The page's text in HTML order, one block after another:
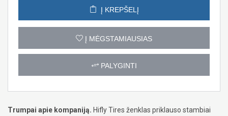
Į KREPŠELĮ
Į MĖGSTAMIAUSIAS
PALYGINTI
Trumpai apie kompaniją. Hifly Tires ženklas priklauso stambiai